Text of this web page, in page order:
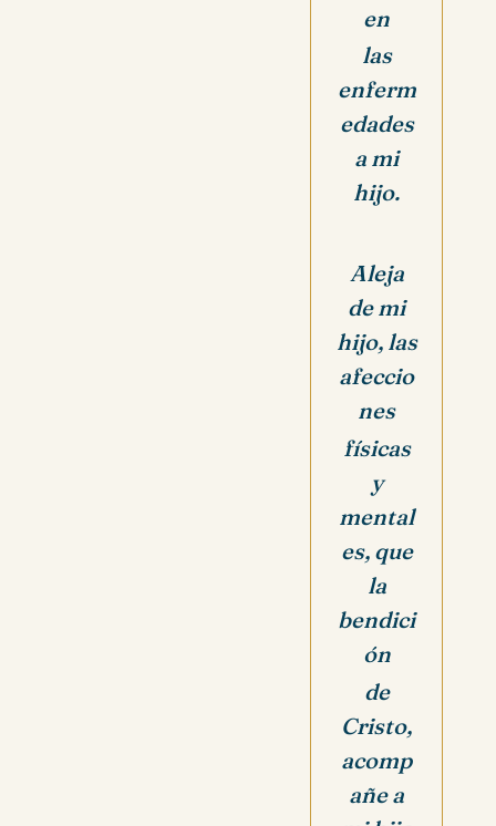
en
las
enferm
edades
a mi
hijo.
Aleja
de mi
hijo, las
afeccio
nes
físicas
y
mental
es, que
la
bendici
ón
de
Cristo,
acomp
añe a